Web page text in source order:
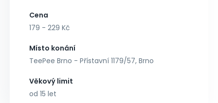
Cena
179 - 229 Kč
Místo konání
TeePee Brno - Přístavní 1179/57, Brno
Věkový limit
od 15 let